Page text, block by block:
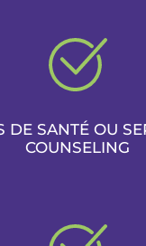
DE SANTÉ OU
COUNSELING